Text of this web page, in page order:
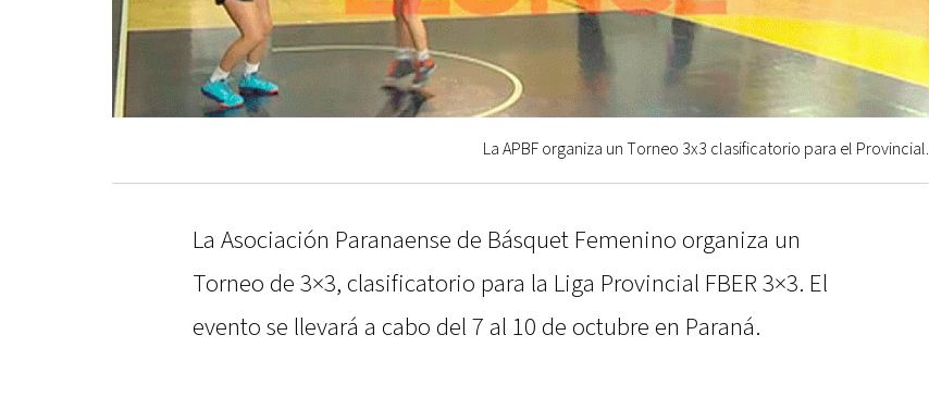
La APBF organiza un Torneo 3x3 clasificatorio para el Provincial.
La Asociación Paranaense de Básquet Femenino organiza un
Torneo de 3×3, clasificatorio para la Liga Provincial FBER 3×3. El
evento se llevará a cabo del 7 al 10 de octubre en Paraná.